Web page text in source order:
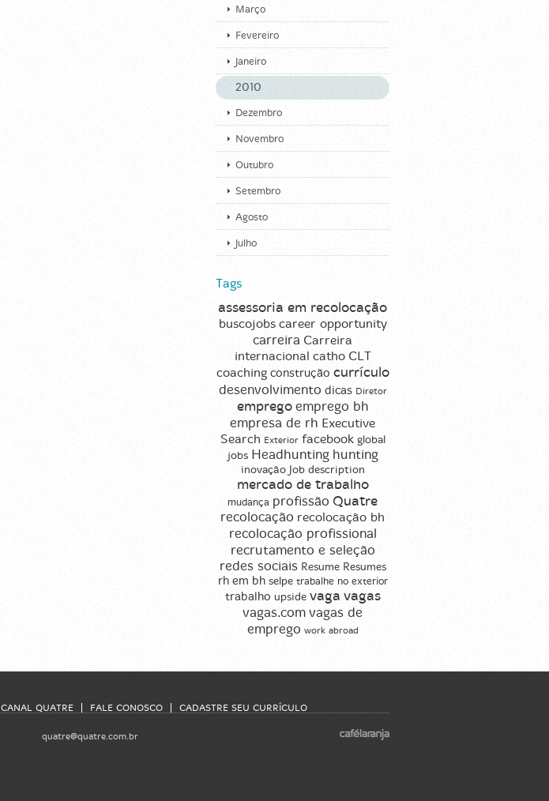
Março
Fevereiro
Janeiro
2010
Dezembro
Novembro
Outubro
Setembro
Agosto
Julho
Tags
assessoria em recolocação
buscojobs career opportunity
carreira Carreira
internacional catho CLT
coaching construção currículo
desenvolvimento dicas Diretor
emprego emprego bh
empresa de rh Executive
Search Exterior facebook global
jobs Headhunting hunting
inovação Job description
mercado de trabalho
mudança profissão Quatre
recolocação recolocação bh
recolocação profissional
recrutamento e seleção
redes sociais Resume Resumes
rh em bh selpe trabalhe no exterior
trabalho upside vaga vagas
vagas.com vagas de
emprego work abroad
CANAL QUATRE FALE CONOSCO CADASTRE SEU CURRÍCULO
quatre@quatre.com.br